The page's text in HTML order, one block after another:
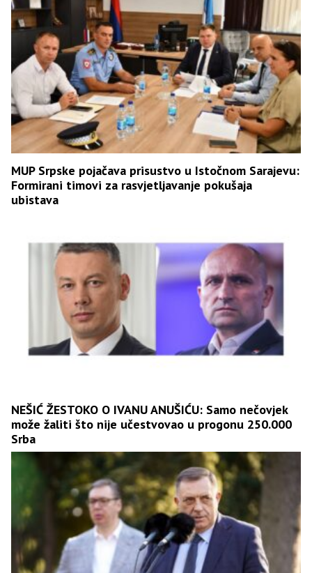
MUP Srpske pojačava prisustvo u Istočnom Sarajevu:
Formirani timovi za rasvjetljavanje pokušaja
ubistava
NEŠIĆ ŽESTOKO O IVANU ANUŠIĆU: Samo nečovjek
može žaliti što nije učestvovao u progonu 250.000
Srba